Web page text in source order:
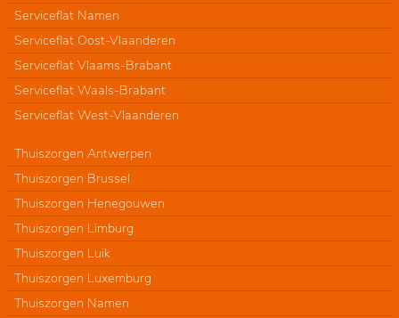
Serviceflat Namen
Serviceflat Oost-Vlaanderen
Serviceflat Vlaams-Brabant
Serviceflat Waals-Brabant
Serviceflat West-Vlaanderen
Thuiszorgen Antwerpen
Thuiszorgen Brussel
Thuiszorgen Henegouwen
Thuiszorgen Limburg
Thuiszorgen Luik
Thuiszorgen Luxemburg
Thuiszorgen Namen